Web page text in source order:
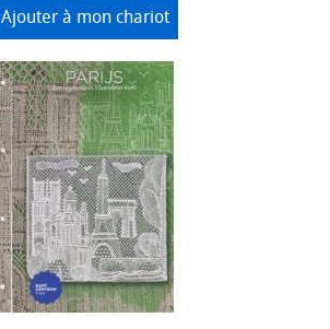
Ajouter à mon chariot